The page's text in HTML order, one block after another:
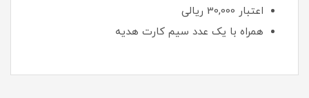
اعتبار 30,000 ريالی
همراه با یک عدد سیم کارت هدیه